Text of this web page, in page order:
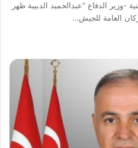
الدفاع “عبدالحميد الدبيبة ظهر